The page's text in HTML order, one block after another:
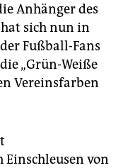
Anhänger des
hat sich nun in
Fußball-Fans
„Grün-Weiße
Vereinsfarben
Einschleusen von